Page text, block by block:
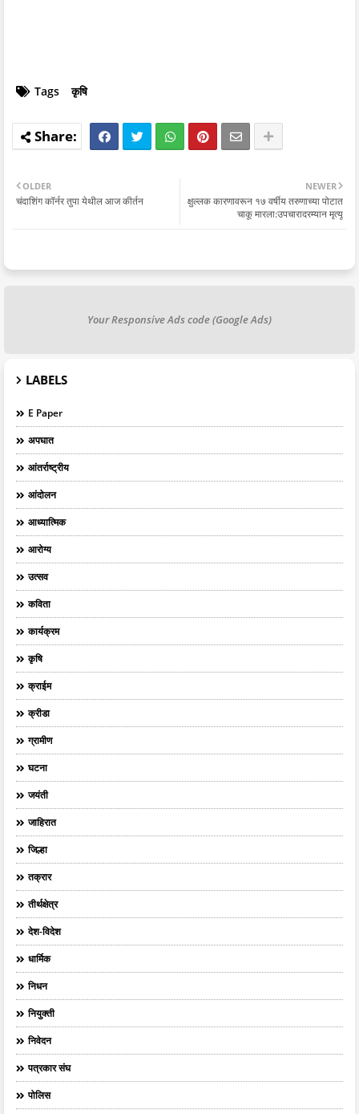
Tags कृषि
NEWER
क्षुल्लक कारणावरून १७ वर्षीय तरुणाच्या पोटात
चाकू मारला:उपचारादरम्यान मृत्यू
OLDER
चंदाशिंग कॉर्नर तुपा येथील आज कीर्तन
Your Responsive Ads code (Google Ads)
LABELS
E Paper
अपघात
आंतर्राष्ट्रीय
आंदोलन
आध्यात्मिक
आरोग्य
उत्सव
कविता
कार्यक्रम
कृषि
क्राईम
क्रीडा
ग्रामीण
घटना
जयंती
जाहिरात
जिल्हा
तक्रार
तीर्थक्षेत्र
देश-विदेश
धार्मिक
निधन
नियुक्ती
निवेदन
पत्रकार संघ
पोलिस